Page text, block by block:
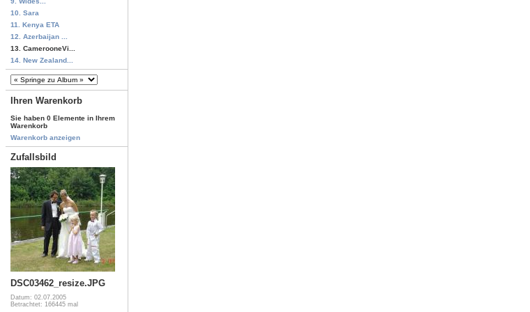
10. Sara
11. Kenya ETA
12. Azerbaijan ...
13. CamerooneVi...
14. New Zealand...
Ihren Warenkorb
Sie haben 0 Elemente in Ihrem
Warenkorb
Warenkorb anzeigen
Zufallsbild
DSC03462_resize.JPG
Datum: 02.07.2005
Betrachtet: 166445 mal